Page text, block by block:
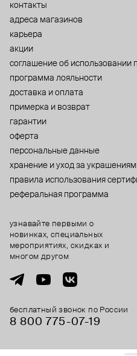
контакты
адреса магазинов
карьера
акции
cоглашение об использовании
программа лояльности
доставка и оплата
примерка и возврат
гарантии
оферта
персональные данные
хранение и уход за
правила использования
реферальная программа
бесплатный звонок по России
8 800 775⁠-07⁠-19
узнавайте первыми о
новинках, специальных
мероприятиях, скидках и
многом другом